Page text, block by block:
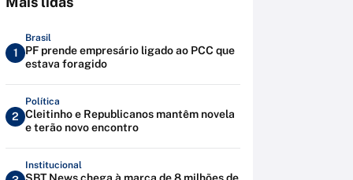
1
Brasil
PF prende empresário ligado ao PCC que
estava foragido
2
Política
Cleitinho e Republicanos mantêm novela
e terão novo encontro
Institucional